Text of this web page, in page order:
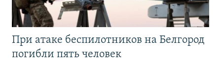
При атаке беспилотников на Белгород
погибли пять человек